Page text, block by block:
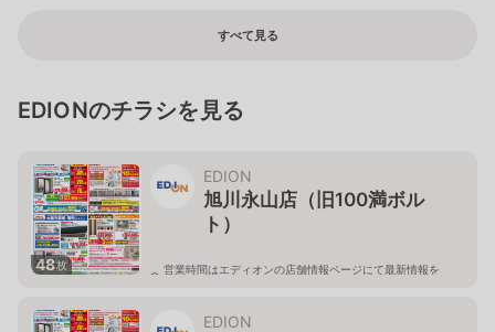
すべて見る
EDIONのチラシを見る
48枚
EDION
旭川永山店（旧100満ボル
ト）
営業時間はエディオンの店舗情報ページにて最新情報を
EDION